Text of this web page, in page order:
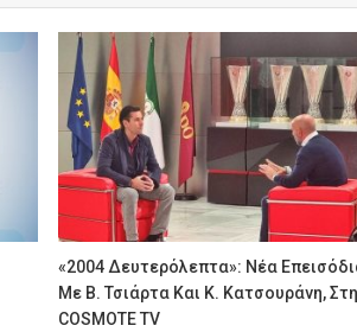
«2004 Δευτερόλεπτα»: Νέα
Με Β. Τσιάρτα Και Κ. Κατσουράνη,
COSMOTE TV